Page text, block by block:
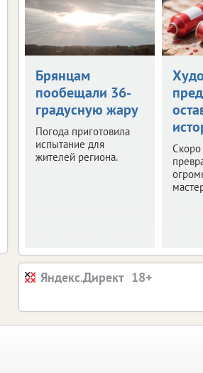
Брянцам
пообещали 36-
градусную жару
Погода приготовила
испытание для
жителей региона.
Скоро
Яндекс.Директ